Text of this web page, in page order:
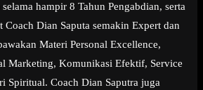
hampir 8 Tahun Pengabdian, serta
Coach Dian Saputa semakin Expert dan
Materi Personal Excellence,
Marketing, Komunikasi Efektif, Service
Spiritual. Coach Dian Saputra juga